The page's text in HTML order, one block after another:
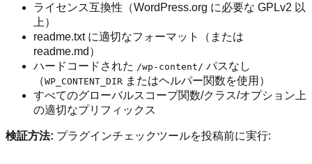
ライセンス互換性（WordPress.org に必要な GPLv2 以
上）
readme.txt に適切なフォーマット（または
readme.md）
ハードコードされた /wp-content/ パスなし
（WP_CONTENT_DIR またはヘルパー関数を使用）
すべてのグローバルスコープ関数/クラス/オプション上
の適切なプリフィックス
検証方法: プラグインチェックツールを投稿前に実行: